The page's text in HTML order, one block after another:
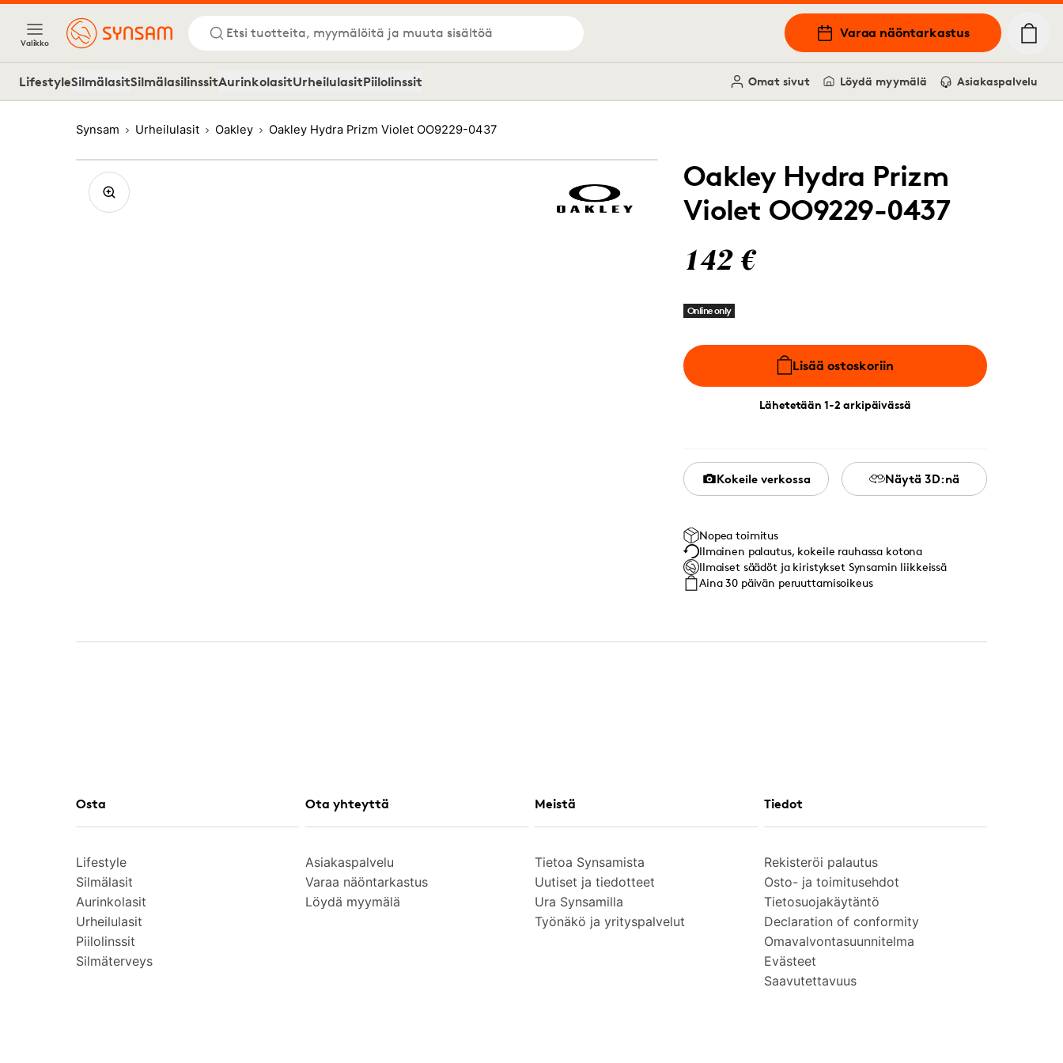
Valikko
Etsi tuotteita, myymälöitä ja muuta sisältöä Varaa näöntarkastus
LifestyleSilmälasitSilmälasilinssitAurinkolasitUrheilulasitPiilolinssit Omat sivut Löydä myymälä Asiakaspalvelu
Synsam Urheilulasit Oakley Oakley Hydra Prizm Violet OO9229-0437
Oakley Hydra Prizm
Violet OO9229-0437
142 €
Online only
Lisää ostoskoriin
Lähetetään 1-2 arkipäivässä
Kokeile verkossa Näytä 3D:nä
Nopea toimitus
Ilmainen palautus, kokeile rauhassa kotona
Ilmaiset säädöt ja kiristykset Synsamin liikkeissä
Aina 30 päivän peruuttamisoikeus
Osta
Lifestyle
Silmälasit
Aurinkolasit
Urheilulasit
Piilolinssit
Silmäterveys
Ota yhteyttä
Asiakaspalvelu
Varaa näöntarkastus
Löydä myymälä
Meistä
Tietoa Synsamista
Uutiset ja tiedotteet
Ura Synsamilla
Työnäkö ja yrityspalvelut
Tiedot
Rekisteröi palautus
Osto- ja toimitusehdot
Tietosuojakäytäntö
Declaration of conformity
Omavalvontasuunnitelma
Evästeet
Saavutettavuus